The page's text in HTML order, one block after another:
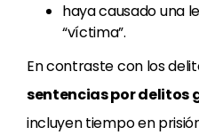
haya causado una
“víctima”.
En contraste con los
sentencias por delitos
incluyen tiempo en